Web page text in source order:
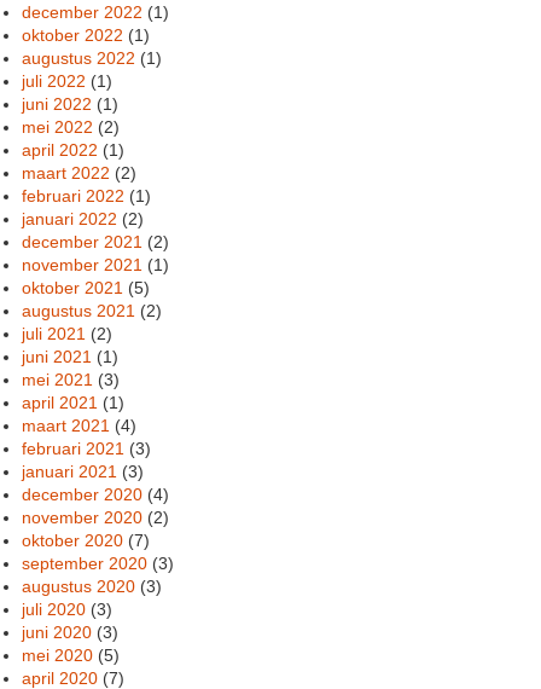
december 2022 (1)
oktober 2022 (1)
augustus 2022 (1)
juli 2022 (1)
juni 2022 (1)
mei 2022 (2)
april 2022 (1)
maart 2022 (2)
februari 2022 (1)
januari 2022 (2)
december 2021 (2)
november 2021 (1)
oktober 2021 (5)
augustus 2021 (2)
juli 2021 (2)
juni 2021 (1)
mei 2021 (3)
april 2021 (1)
maart 2021 (4)
februari 2021 (3)
januari 2021 (3)
december 2020 (4)
november 2020 (2)
oktober 2020 (7)
september 2020 (3)
augustus 2020 (3)
juli 2020 (3)
juni 2020 (3)
mei 2020 (5)
april 2020 (7)